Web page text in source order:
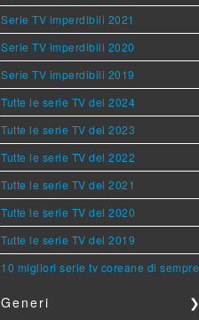
Serie TV imperdibili 2021
Serie TV imperdibili 2020
Serie TV imperdibili 2019
Tutte le serie TV del 2024
Tutte le serie TV del 2023
Tutte le serie TV del 2022
Tutte le serie TV del 2021
Tutte le serie TV del 2020
Tutte le serie TV del 2019
10 migliori serie tv coreane di sempre
Generi ❯